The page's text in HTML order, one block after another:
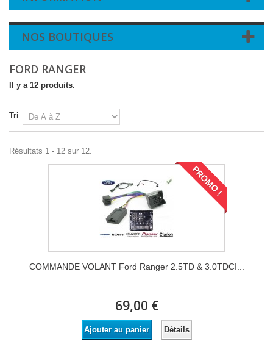
NOS BOUTIQUES
FORD RANGER
Il y a 12 produits.
Tri
Résultats 1 - 12 sur 12.
PROMO !
COMMANDE VOLANT Ford Ranger 2.5TD & 3.0TDCI...
69,00 €
Ajouter au panier Détails